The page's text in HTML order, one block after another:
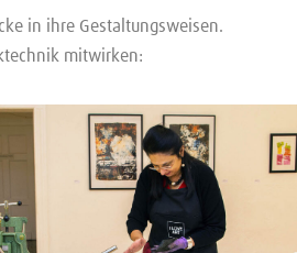
in ihre Gestaltungsweisen.
mitwirken: